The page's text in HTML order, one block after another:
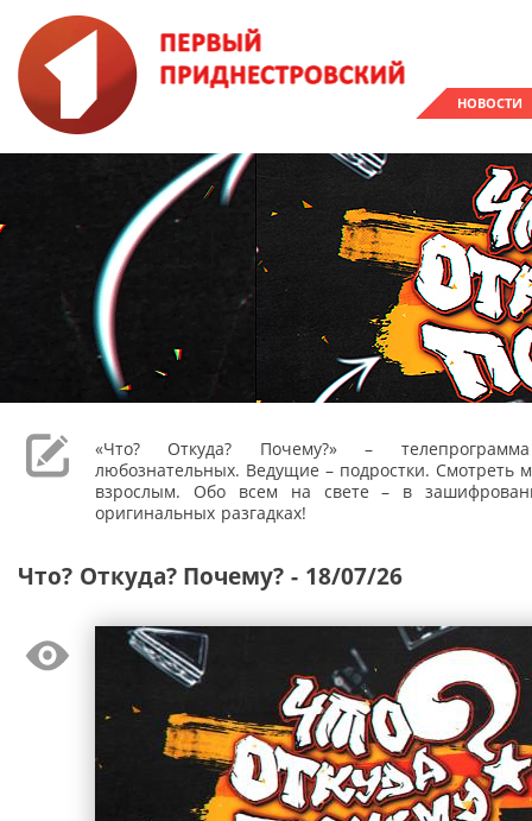
НОВОСТИ
«Что? Откуда? Почему?» –
любознательных. Ведущие – подростки. Смотреть
взрослым. Обо всем на свете – в
оригинальных разгадках!
Что? Откуда? Почему? - 18/07/26